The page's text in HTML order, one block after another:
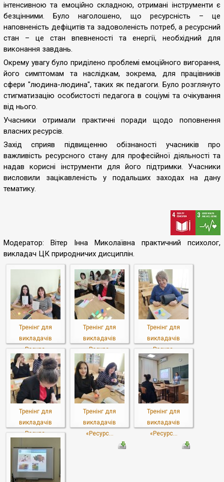
інтенсивною та емоційно складною, отримані інструменти є
безцінними. Було наголошено, що ресурсність – це
наповненість дефіцитів та задоволеність потреб, а ресурсний
стан – це стан впевненості та енергії, необхідний для
виконання завдань.
Окрему увагу було приділено проблемі емоційного вигорання,
його симптомам та наслідкам, зокрема, для працівників
сфери "людина-людина", таких як педагоги. Було розглянуто
стигматизацію особистості педагога в соціумі та очікування
від нього.
Учасники отримали практичні поради щодо поповнення
власних ресурсів.
Захід сприяв підвищенню обізнаності учасників про
важливість ресурсного стану для професійної діяльності та
надав корисні інструменти для його підтримки. Учасники
висловили зацікавленість у подальших заходах на дану
тематику.
Модератор: Вітер Інна Миколаївна практичний психолог,
викладач ЦК природничих дисциплін.
Тренінг для
викладачів
«Ресурс...
Тренінг для
викладачів
«Ресурс...
Тренінг для
викладачів
«Ресурс...
Тренінг для
викладачів
«Ресурс...
Тренінг для
викладачів
«Ресурс...
Тренінг для
викладачів
«Ресурс...